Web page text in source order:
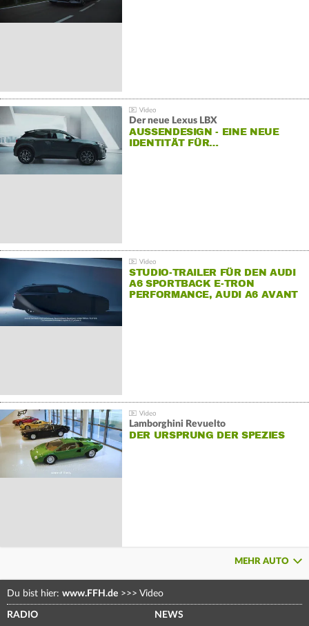
Der neue Lexus LBX
AUSSENDESIGN - EINE NEUE I
DENTITÄT FÜR…
STUDIO-TRAILER FÜR DEN AUDI
A6 SPORTBACK E-TRON
PERFORMANCE, AUDI A6 AVANT
Lamborghini Revuelto
DER URSPRUNG DER SPEZIES
MEHR AUTO
Du bist hier: www.FFH.de >>> Video
RADIO NEWS